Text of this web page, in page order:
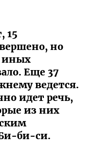
15
но
иных
Еще 37
ведется.
идет речь,
из них
би-си.